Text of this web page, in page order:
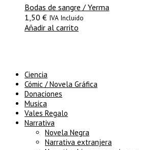
Bodas de sangre / Yerma
1,50 € IVA Incluido
Añadir al carrito
Ciencia
Cómic / Novela Gráfica
Donaciones
Musica
Vales Regalo
Narrativa
Novela Negra
Narrativa extranjera